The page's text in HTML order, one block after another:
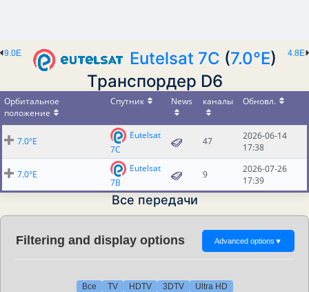
4.8E
9.0E Eutelsat 7C (7.0°E)
Транспордер D6
Орбитальное
положение
Спутник News каналы Обновл.
7.0°E
Eutelsat
7C
47
2026-06-14
17:38
7.0°E
Eutelsat
7B
9
2026-07-26
17:39
Все передачи
Filtering and display options Advanced options ▼
Все TV HDTV 3DTV
Ultra HD